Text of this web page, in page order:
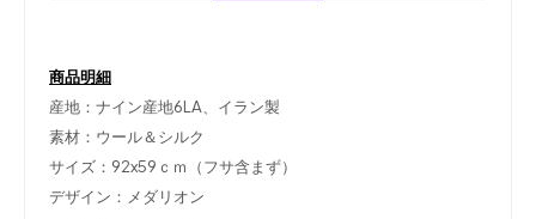
商品明細
産地：ナイン産地6LA、イラン製
素材：ウール＆シルク
サイズ：92x59ｃｍ（フサ含まず）
デザイン：メダリオン